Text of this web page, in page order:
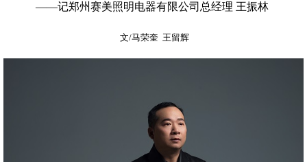
——记郑州赛美照明电器有限公司总经理 王振林
文/马荣奎 王留辉